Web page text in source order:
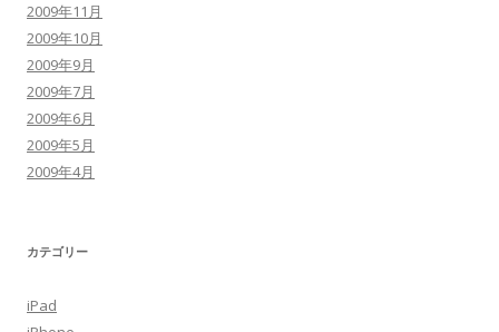
2009年11月
2009年10月
2009年9月
2009年7月
2009年6月
2009年5月
2009年4月
カテゴリー
iPad